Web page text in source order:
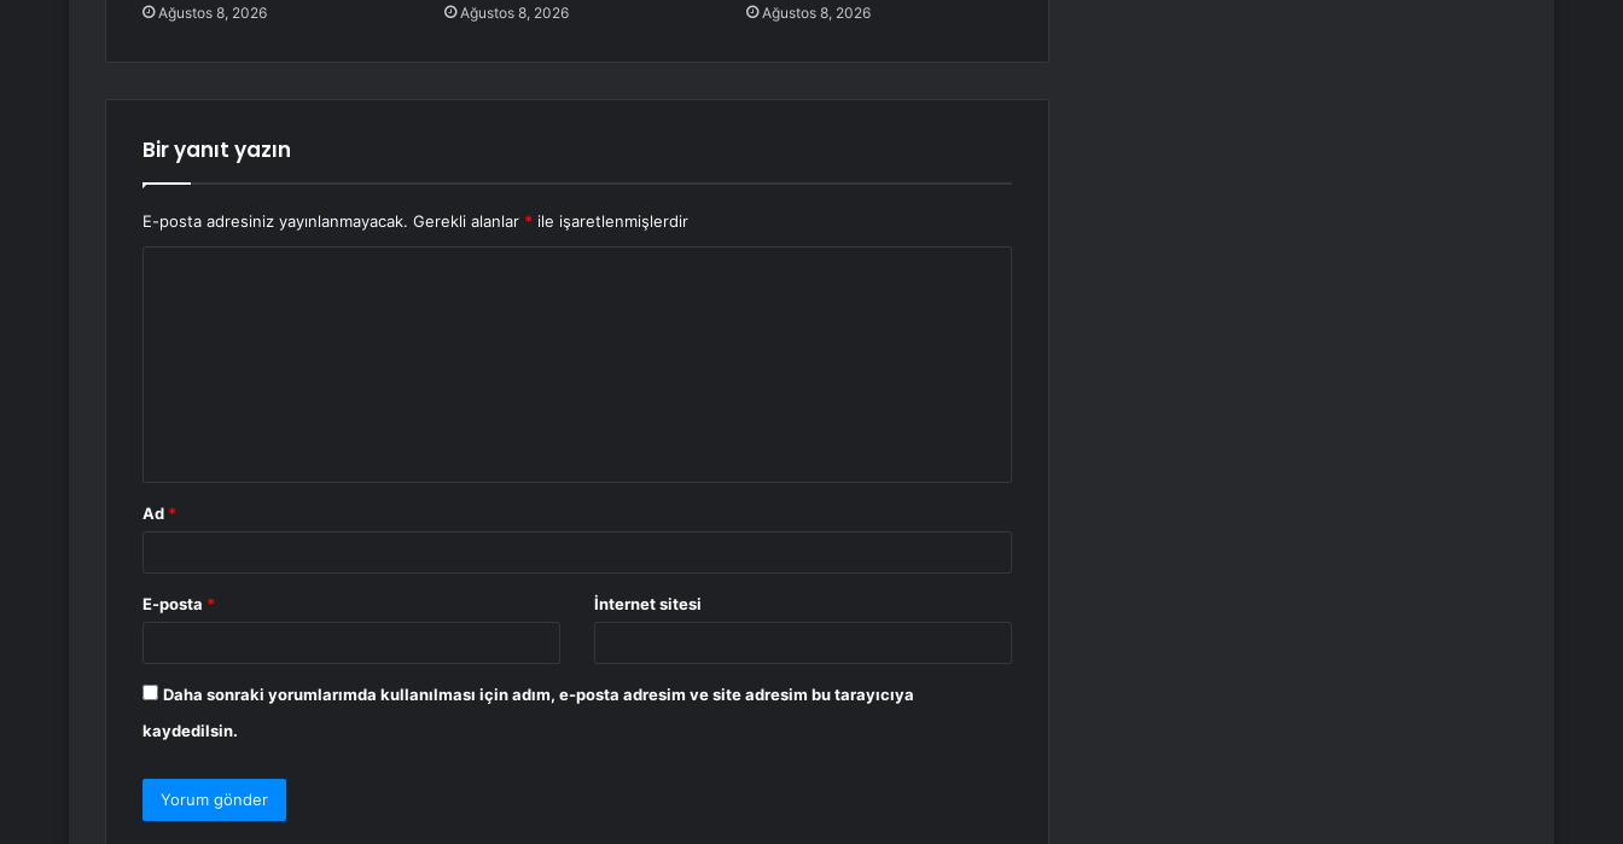
Ağustos 8, 2026 Ağustos 8, 2026 Ağustos 8, 2026
Bir yanıt yazın
E-posta adresiniz yayınlanmayacak. Gerekli alanlar * ile işaretlenmişlerdir
Ad *
E-posta * İnternet sitesi
Daha sonraki yorumlarımda kullanılması için adım, e-posta adresim ve site adresim bu tarayıcıya
kaydedilsin.